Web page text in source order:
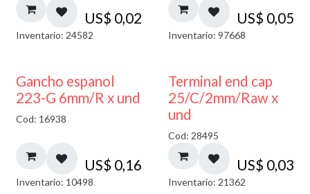
US$ 0,02
Inventario: 24582
US$ 0,05
Inventario: 97668
Gancho espanol
223-G 6mm/R x und
Cod: 16938
US$ 0,16
Inventario: 10498
Terminal end cap
25/C/2mm/Raw x
und
Cod: 28495
US$ 0,03
Inventario: 21362